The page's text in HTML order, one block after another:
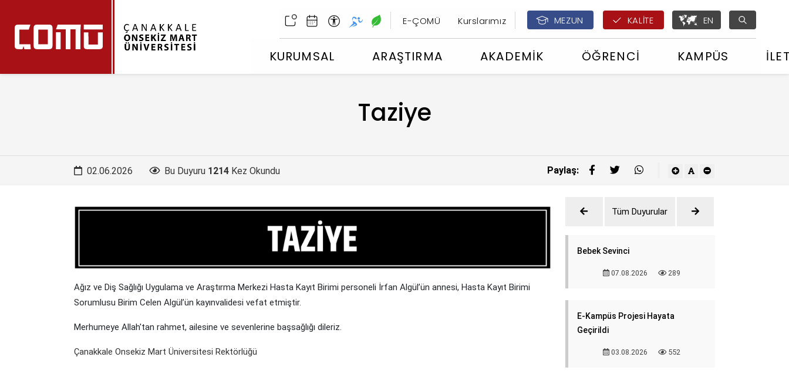
E-ÇOMÜ Kurslarımız MEZUN KALİTE EN
English - ÇOMÜ
KURUMSAL ARAŞTIRMA AKADEMİK ÖĞRENCİ KAMPÜS
Taziye
02.06.2026 Bu Duyuru 1214 Kez Okundu Paylaş:
Ağız ve Diş Sağlığı Uygulama ve Araştırma Merkezi Hasta Kayıt Birimi personeli İrfan Algül’ün annesi, Hasta Kayıt Birimi
Sorumlusu Birim Celen Algül’ün kayınvalidesi vefat etmiştir.
Merhumeye Allah'tan rahmet, ailesine ve sevenlerine başsağlığı dileriz.
Çanakkale Onsekiz Mart Üniversitesi Rektörlüğü
Tüm Duyurular
Bebek Sevinci
07.08.2026 289
E-Kampüs Projesi Hayata
Geçirildi
03.08.2026 552